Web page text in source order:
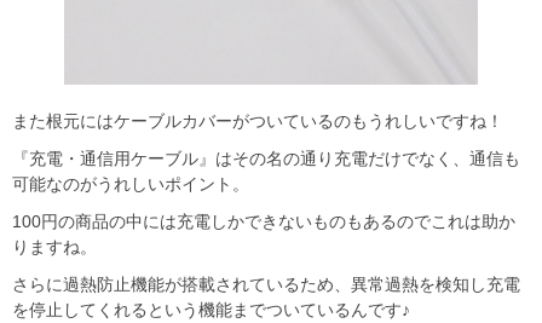
また根元にはケーブルカバーがついているのもうれしいですね！
『充電・通信用ケーブル』はその名の通り充電だけでなく、通信も
可能なのがうれしいポイント。
100円の商品の中には充電しかできないものもあるのでこれは助か
りますね。
さらに過熱防止機能が搭載されているため、異常過熱を検知し充電
を停止してくれるという機能までついているんです♪